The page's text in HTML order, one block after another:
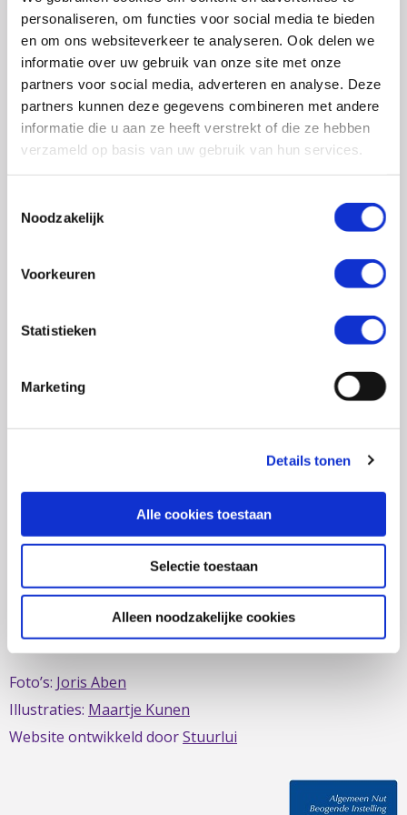
personaliseren, om functies voor social media te bieden
en om ons websiteverkeer te analyseren. Ook delen we
informatie over uw gebruik van onze site met onze
partners voor social media, adverteren en analyse. Deze
partners kunnen deze gegevens combineren met andere
informatie die u aan ze heeft verstrekt of die ze hebben
verzameld op basis van uw gebruik van hun services.
Noodzakelijk
Voorkeuren
Statistieken
Marketing
Details tonen
Alle cookies toestaan
Selectie toestaan
Alleen noodzakelijke cookies
0348 – 43 29 20(algemene nummer)
(ma t/m do: van 10.00 tot 14.30 uur)
info@crohn-colitis.nl
0348 – 420 780 (ervaringsdeskundigenlijn)
(ma t/m do: van 10:00 tot 12:30 uur)
ervaringsdeskundigen@crohn-colitis.nl
voor mensen met chronische darmziektes zoals de ziekte
van Crohn, colitis ulcerosa en microscopische colitis.
Deze ontstekingsziektes noemt men ook wel
Inflammatory Bowel Disease (IBD). Crohn & Colitis NL zet
zich al sinds 1979 in om de belangen van mensen met
IBD te behartigen. Evenals de belangen van mensen met
short bowel/darmfalen.
Deze website is mede mogelijk gemaakt door het
Fonds
Foto’s: Joris Aben
Illustraties: Maartje Kunen
Website ontwikkeld doorStuurlui